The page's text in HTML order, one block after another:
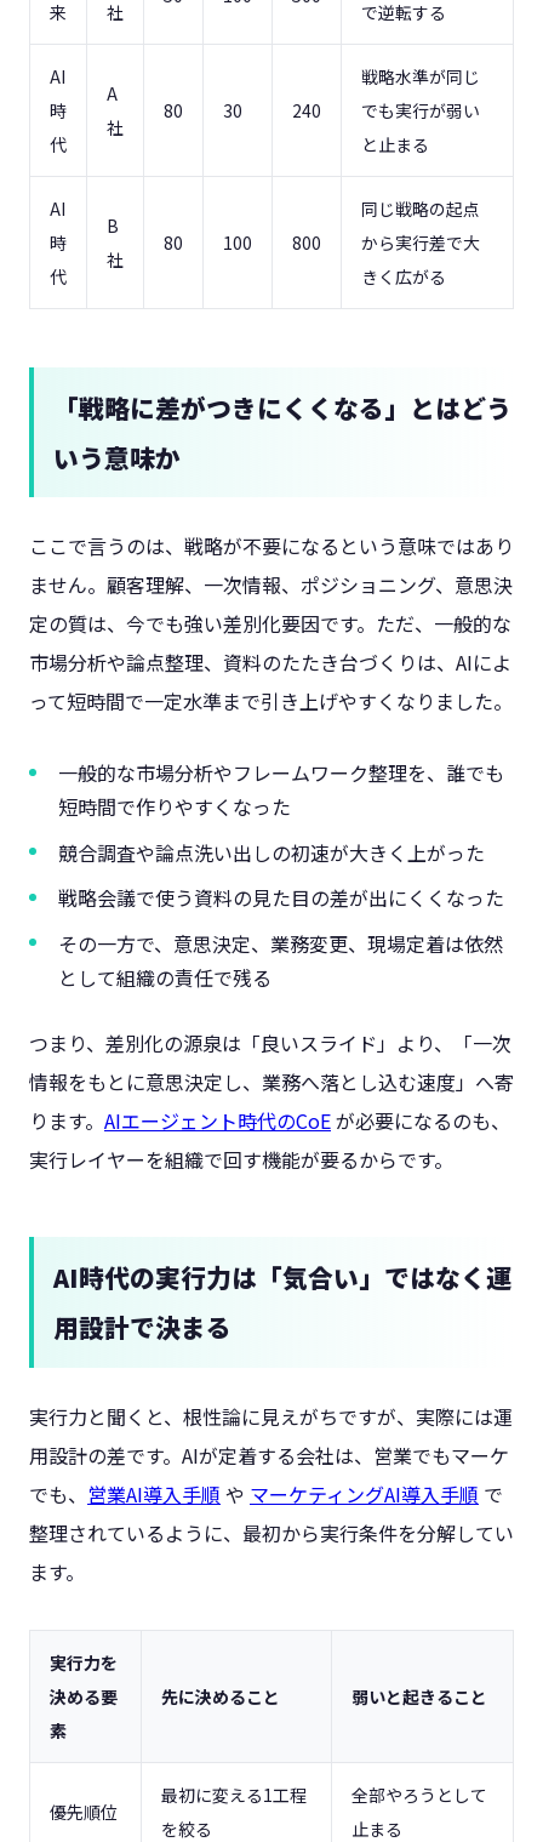
来 社 で逆転する
AI
時
代
A
社
80 30 240
戦略水準が同じ
でも実行が弱い
と止まる
AI
時
代
B
社
80 100 800
同じ戦略の起点
から実行差で大
きく広がる
「戦略に差がつきにくくなる」とはどう
いう意味か
ここで言うのは、戦略が不要になるという意味ではあり
ません。顧客理解、一次情報、ポジショニング、意思決
定の質は、今でも強い差別化要因です。ただ、一般的な
市場分析や論点整理、資料のたたき台づくりは、AIによ
って短時間で一定水準まで引き上げやすくなりました。
一般的な市場分析やフレームワーク整理を、誰でも
短時間で作りやすくなった
競合調査や論点洗い出しの初速が大きく上がった
戦略会議で使う資料の見た目の差が出にくくなった
その一方で、意思決定、業務変更、現場定着は依然
として組織の責任で残る
つまり、差別化の源泉は「良いスライド」より、「一次
情報をもとに意思決定し、業務へ落とし込む速度」へ寄
ります。 AIエージェント時代のCoEが必要になるのも、
実行レイヤーを組織で回す機能が要るからです。
AI時代の実行力は「気合い」ではなく運
用設計で決まる
実行力と聞くと、根性論に見えがちですが、実際には運
用設計の差です。AIが定着する会社は、営業でもマーケ
でも、 営業AI導入手順 や マーケティングAI導入手順 で
整理されているように、最初から実行条件を分解してい
ます。
実行力を
決める要
素
先に決めること 弱いと起きること
優先順位
最初に変える1工程
を絞る
全部やろうとして
止まる